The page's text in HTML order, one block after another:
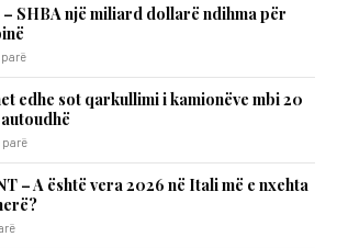
– SHBA një miliard dollarë ndihma për
parë
edhe sot qarkullimi i kamionëve mbi 20
parë
– A është vera 2026 në Itali më e nxehta